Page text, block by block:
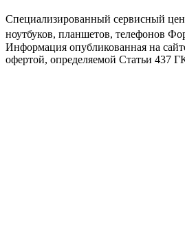
Специализированный сервисный
ноутбуков, планшетов, телефонов
Информация опубликованная на
офертой, определяемой Статьи 437